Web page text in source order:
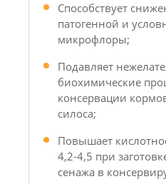
Способствует
патогенной и
микрофлоры;
Подавляет
биохимические
консервации
силоса;
Повышает
4,2-4,5 при
сенажа в